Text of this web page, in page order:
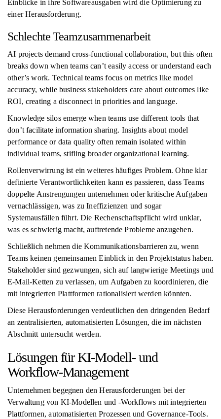
Einblicke in ihre Softwareausgaben wird die Optimierung zu
einer Herausforderung.
Schlechte Teamzusammenarbeit
AI projects demand cross-functional collaboration, but this often
breaks down when teams can’t easily access or understand each
other’s work. Technical teams focus on metrics like model
accuracy, while business stakeholders care about outcomes like
ROI, creating a disconnect in priorities and language.
Knowledge silos emerge when teams use different tools that
don’t facilitate information sharing. Insights about model
performance or data quality often remain isolated within
individual teams, stifling broader organizational learning.
Rollenverwirrung ist ein weiteres häufiges Problem. Ohne klar
definierte Verantwortlichkeiten kann es passieren, dass Teams
doppelte Anstrengungen unternehmen oder kritische Aufgaben
vernachlässigen, was zu Ineffizienzen und sogar
Systemausfällen führt. Die Rechenschaftspflicht wird unklar,
was es schwierig macht, auftretende Probleme anzugehen.
Schließlich nehmen die Kommunikationsbarrieren zu, wenn
Teams keinen gemeinsamen Einblick in den Projektstatus haben.
Stakeholder sind gezwungen, sich auf langwierige Meetings und
E-Mail-Ketten zu verlassen, um Aufgaben zu koordinieren, die
mit integrierten Plattformen rationalisiert werden könnten.
Diese Herausforderungen verdeutlichen den dringenden Bedarf
an zentralisierten, automatisierten Lösungen, die im nächsten
Abschnitt untersucht werden.
Lösungen für KI-Modell- und
Workflow-Management
Unternehmen begegnen den Herausforderungen bei der
Verwaltung von KI-Modellen und -Workflows mit integrierten
Plattformen, automatisierten Prozessen und Governance-Tools.